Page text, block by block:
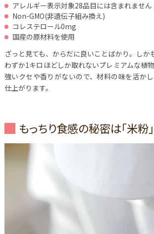
アレルギー表示対象28品目には含まれません
Non-GMO(非遺伝子組み換え)
コレステロール0mg
国産の原材料を使用
ざっと見ても、からだに良いことばかり。しか
わずか1キロほどしか取れないプレミアムな植
強いクセや香りがないので、材料の味を活か
仕上がります。
もっちり食感の秘密は「米粉」